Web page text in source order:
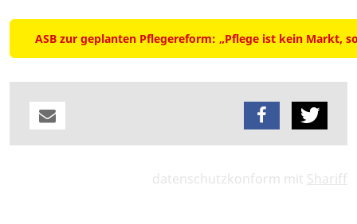
ASB zur geplanten Pflegereform: „Pflege ist kein Markt,
datenschutzkonform mit Shariff